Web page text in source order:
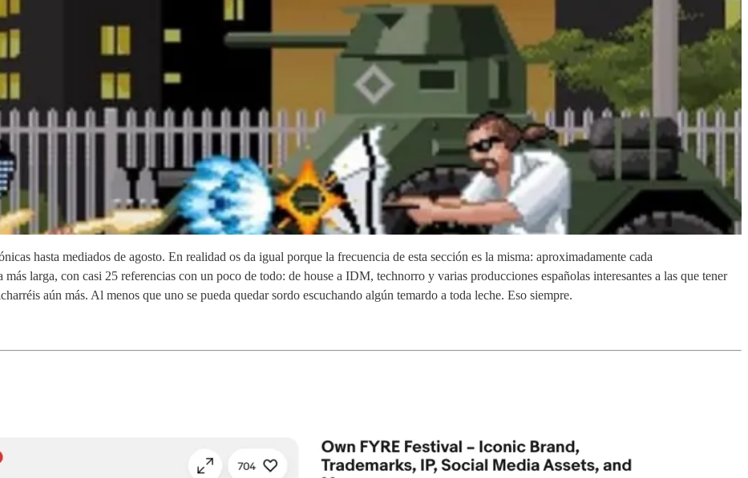
hasta mediados de agosto. En realidad os da igual porque la frecuencia de esta sección es la misma: aproximadamente cada
larga, con casi 25 referencias con un poco de todo: de house a IDM, technorro y varias producciones españolas interesantes a las que tener
aún más. Al menos que uno se pueda quedar sordo escuchando algún temardo a toda leche. Eso siempre.